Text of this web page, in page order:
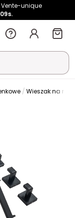
unique
09s.
Wieszak na